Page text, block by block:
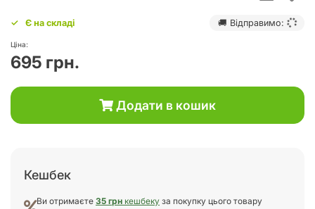
Є на складі 🚚 Відправимо:
Ціна:
695 грн.
Додати в кошик
Кешбек
Ви отримаєте 35 грн кешбеку за покупку цього товару